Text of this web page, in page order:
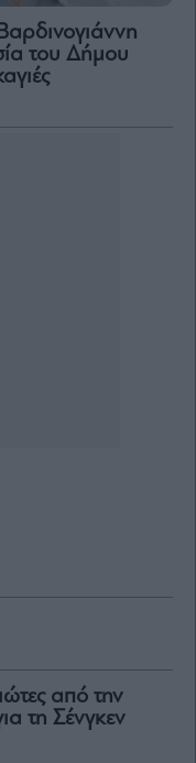
από την
τη Σένγκεν
του Δήμου